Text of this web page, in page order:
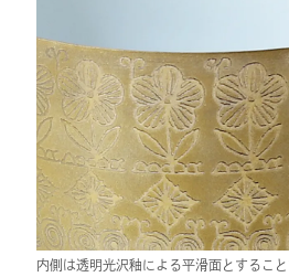
内側は透明光沢釉による平滑面とするこ